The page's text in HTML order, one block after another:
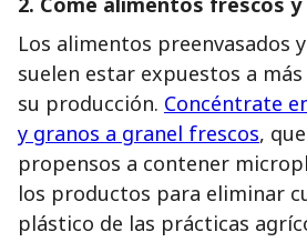
Los alimentos preenvasados
suelen estar expuestos a
su producción. Concéntrate
y granos a granel frescos,
propensos a contener
los productos para eliminar
plástico de las prácticas